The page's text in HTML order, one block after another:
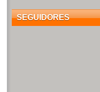
SEGUIDORES